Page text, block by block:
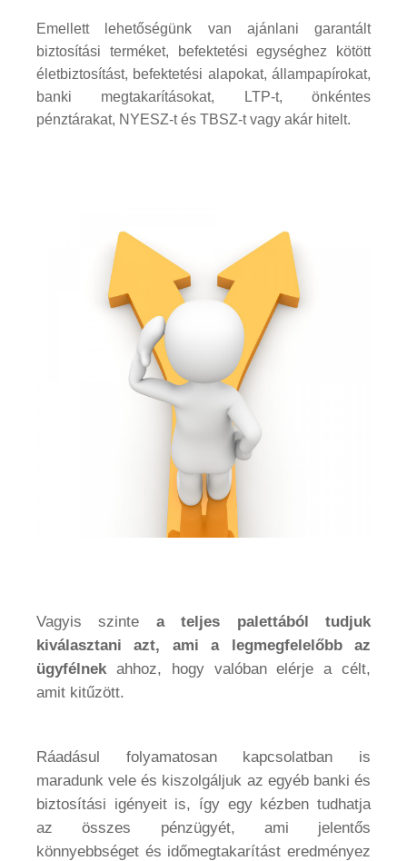
Emellett lehetőségünk van ajánlani garantált
biztosítási terméket, befektetési egységhez kötött
életbiztosítást, befektetési alapokat, állampapírokat,
banki megtakarításokat, LTP-t, önkéntes
pénztárakat, NYESZ-t és TBSZ-t vagy akár hitelt.
Vagyis szinte a teljes palettából tudjuk
kiválasztani azt, ami a legmegfelelőbb az
ügyfélnekahhoz, hogy valóban elérje a célt,
amit kitűzött.
Ráadásul folyamatosan kapcsolatban is
maradunk vele és kiszolgáljuk az egyéb banki és
biztosítási igényeit is, így egy kézben tudhatja
az összes pénzügyét, ami jelentős
könnyebbséget és időmegtakarítást eredményez